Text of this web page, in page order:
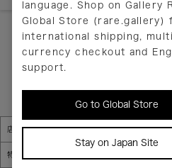
language. Shop on Gallery
Global Store (rare.gallery)
international shipping,
currency checkout and
support.
Go to Global Store
Stay on Japan Site
ヘルプ
お問い合わせ
当店について
店舗一覧
特定商取引法に基づく表示